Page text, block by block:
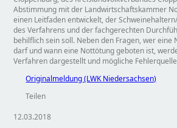
Abstimmung mit der Landwirtschaftskammer
einen Leitfaden entwickelt, der
des Verfahrens und der fachgerechten
behilflich sein soll. Neben den Fragen, wer
darf und wann eine Nottötung geboten ist,
Verfahren dargestellt und mögliche
Originalmeldung (LWK Niedersachsen)
Teilen
12.03.2018